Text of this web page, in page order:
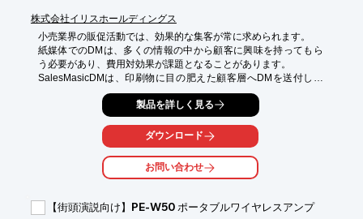
株式会社イリスホールディングス
小売業界の販促活動では、効果的な集客が常に求められます。
紙媒体でのDMは、多くの情報の中から顧客に興味を持ってもら
う必要があり、費用対効果が課題となることがあります。
SalesMasicDMは、印刷物に目の肥えた顧客層へDMを送付し、
集客を成功させた事例があります。
オンライン広告一辺倒での集客に課題を感じている場合、紙媒体
のDMとパルス検知を組み合わせることで、見込み客の興味度合
いが高い段階でアプローチし、効果的な集客を実現できます。
【活用シーン】
・新商品の告知
・顧客へのキャンペーン案内
製品を詳しく見る
ダウンロード
お問い合わせ
【街頭演説向け】PE-W50 ポータブルワイヤレスアンプ